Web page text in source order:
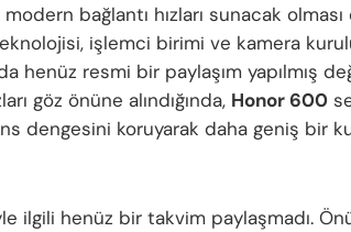
bağlantı hızları sunacak olması
işlemci birimi ve kamera
henüz resmi bir paylaşım yapılmış
göz önüne alındığında, Honor 600
dengesini koruyarak daha geniş bir
ilgili henüz bir takvim paylaşmadı.